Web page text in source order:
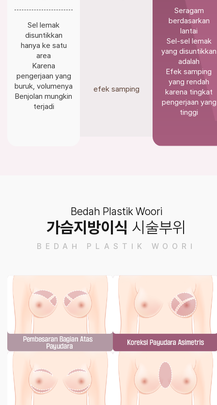
Sel lemak
disuntikkan
hanya ke satu
area
Karena
pengerjaan yang
buruk, volumenya
Benjolan mungkin
terjadi
efek samping
Seragam
berdasarkan
lantai
Sel-sel lemak
yang disuntikkan
adalah
Efek samping
yang rendah
karena tingkat
pengerjaan yang
tinggi
Bedah Plastik Woori
가슴지방이식 시술부위
BEDAH PLASTIK WOORI